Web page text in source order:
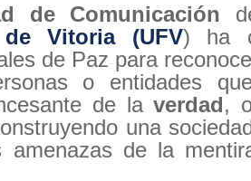
de Comunicación
Vitoria (UFV) ha
de Paz para
o entidades
de laverdad,
una
amenazas de la